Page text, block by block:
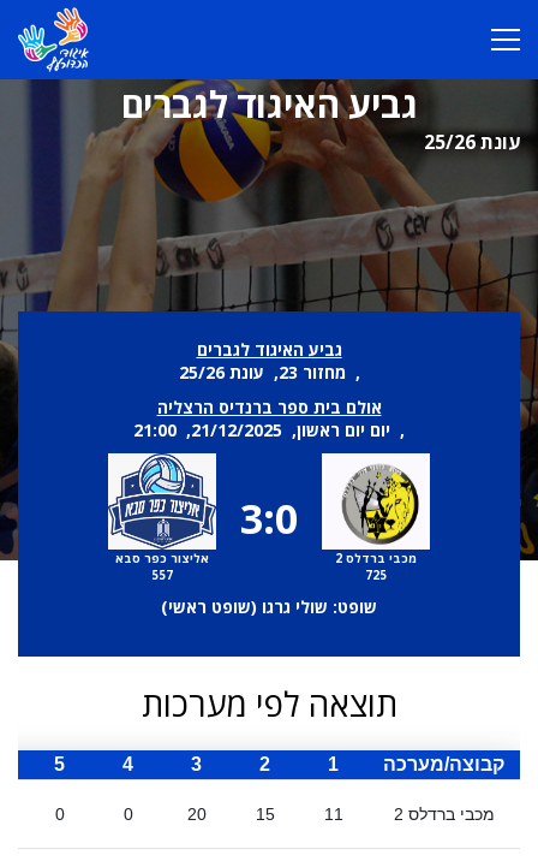
גביע האיגוד לגברים
עונת 25/26
גביע האיגוד לגברים
, מחזור 23, עונת 25/26
אולם בית ספר ברנדיס הרצליה
, יום יום ראשון, 21/12/2025, 21:00
מכבי ברדלס 2
725
3:0
אליצור כפר סבא
557
שופט: שולי גרגו (שופט ראשי)
תוצאה לפי מערכות
קבוצה/מערכה 1
2
3
4
5
מכבי ברדלס 2 11
15
20
0
0